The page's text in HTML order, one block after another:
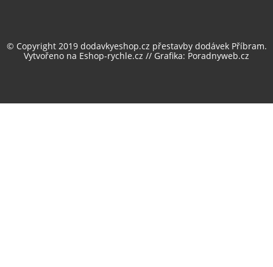
© Copyright 2019 dodavkyeshop.cz přestavby dodávekPříbram.
Vytvořeno na Eshop-rychle.cz // Grafika: Poradnyweb.cz